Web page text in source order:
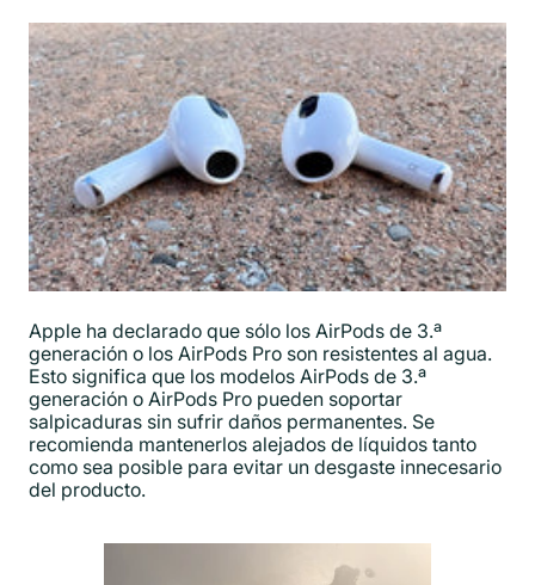
Apple ha declarado que sólo los AirPods de 3.ª
generación o los AirPods Pro son resistentes al agua.
Esto significa que los modelos AirPods de 3.ª
generación o AirPods Pro pueden soportar
salpicaduras sin sufrir daños permanentes. Se
recomienda mantenerlos alejados de líquidos tanto
como sea posible para evitar un desgaste innecesario
del producto.